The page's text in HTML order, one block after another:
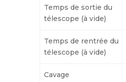
Temps de sortie du
télescope (à vide)
Temps de rentrée du
télescope (à vide)
Cavage